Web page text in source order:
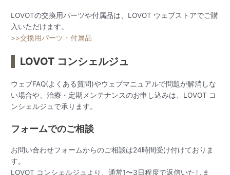
LOVOTの交換用パーツや付属品は、LOVOT ウェブストアでご購
入いただけます。
>>交換用パーツ・付属品
LOVOT コンシェルジュ
ウェブFAQ(よくある質問)やウェブマニュアルで問題が解消しな
い場合や、治療・定期メンテナンスのお申し込みは、LOVOT コ
ンシェルジュで承ります。
フォームでのご相談
お問い合わせフォームからのご相談は24時間受け付けておりま
す。
LOVOT コンシェルジュより、通常1〜3日程度で返信いたしま